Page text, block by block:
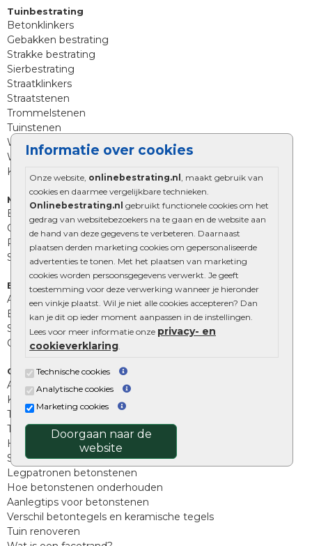
Informatie over cookies
Onze website, onlinebestrating.nl , maakt gebruik van
cookies en daarmee vergelijkbare technieken.
Onlinebestrating.nl gebruikt functionele cookies om het
gedrag van websitebezoekers na te gaan en de website aan
de hand van deze gegevens te verbeteren. Daarnaast
plaatsen derden marketing cookies om gepersonaliseerde
advertenties te tonen. Met het plaatsen van marketing
cookies worden persoonsgegevens verwerkt. Je geeft
toestemming voor deze verwerking wanneer je hieronder
een vinkje plaatst. Wil je niet alle cookies accepteren? Dan
kan je dit op ieder moment aanpassen in de instellingen.
Lees voor meer informatie onze privacy- en
cookieverklaring.
Technische cookies
Analytische cookies
Marketing cookies
Doorgaan naar de
website
Tuinbestrating
Betonklinkers
Gebakken bestrating
Strakke bestrating
Sierbestrating
Straatklinkers
Straatstenen
Trommelstenen
Tuinstenen
Waalformaat
Wildverband bestrating
Kingstones
Muurelementen
Betonbielzen
Opsluitbanden
Palissades
Stapelblokken
Extra benodigdheden
Afwatering en diversen
Beplantings en betonelementen
Split, grind en zand
Oprit tegels
Overig
Aanbiedingen
Kunstgras
Tuintegels outlet
Terrastegels leggen
Hoe richt ik een landelijke tuin in?
Sierbestrating schoonmaken
Legpatronen betonstenen
Hoe betonstenen onderhouden
Aanlegtips voor betonstenen
Verschil betontegels en keramische tegels
Tuin renoveren